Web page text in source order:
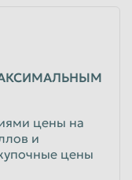
цены на
и
цены